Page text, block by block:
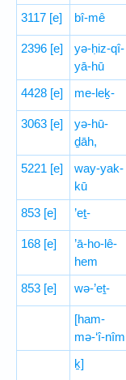
3117 [e] bî-mê
2396 [e]
yə-ḥiz-qî-
yā-hū
4428 [e] me-leḵ-
3063 [e]
yə-hū-
ḏāh,
5221 [e]
way-yak-
kū
853 [e] ’eṯ-
168 [e]
’ā-ho-lê-
hem
853 [e] wə-’eṯ-
[ham-
mə-‘î-nîm
ḵ]